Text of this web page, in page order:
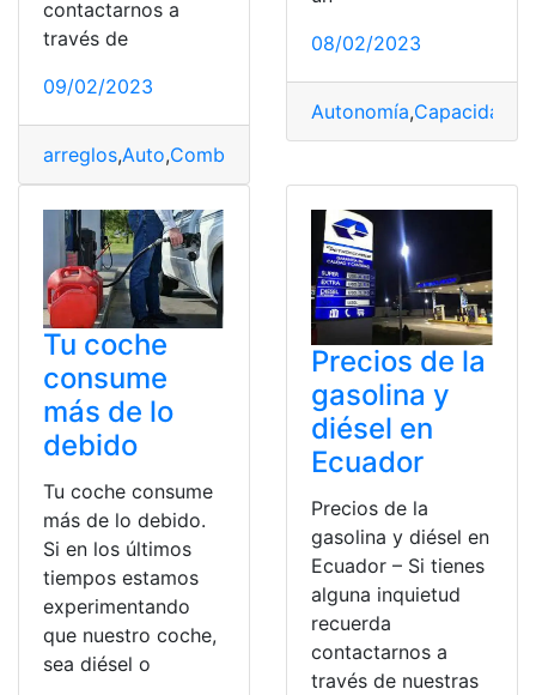
contactarnos a
través de
09/02/2023
arreglos,Auto,Combustible
08/02/2023
Autonomía,Capacidad
Tu coche
consume
más de lo
debido
Tu coche consume
más de lo debido.
Si en los últimos
tiempos estamos
experimentando
que nuestro coche,
sea diésel o
Precios de la
gasolina y
diésel en
Ecuador
Precios de la
gasolina y diésel en
Ecuador – Si tienes
alguna inquietud
recuerda
contactarnos a
través de nuestras